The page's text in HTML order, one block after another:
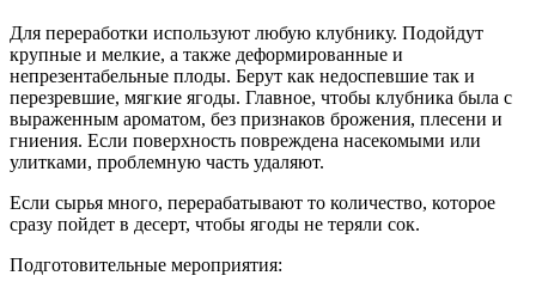
Для переработки используют любую клубнику. Подойдут
крупные и мелкие, а также деформированные и
непрезентабельные плоды. Берут как недоспевшие так и
перезревшие, мягкие ягоды. Главное, чтобы клубника была с
выраженным ароматом, без признаков брожения, плесени и
гниения. Если поверхность повреждена насекомыми или
улитками, проблемную часть удаляют.
Если сырья много, перерабатывают то количество, которое
сразу пойдет в десерт, чтобы ягоды не теряли сок.
Подготовительные мероприятия: